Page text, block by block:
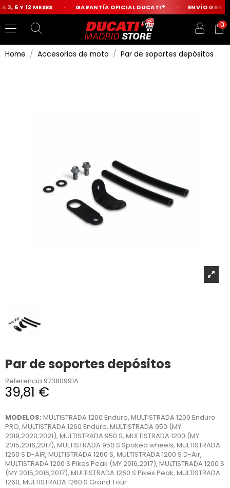
6 Y 12 MESES GARANTÍA OFICIAL DUCATI® ENVÍO
0
Home Accesorios de moto Par de soportes depósitos
Par de soportes depósitos
Referencia 97380991A
39,81 €
MODELOS: MULTISTRADA 1200 Enduro, MULTISTRADA 1200 Enduro
PRO, MULTISTRADA 1260 Enduro, MULTISTRADA 950 (MY
2019,2020,2021), MULTISTRADA 950 S, MULTISTRADA 1200 (MY
2015,2016,2017), MULTISTRADA 950 S Spoked wheels, MULTISTRADA
1260 S D-AIR, MULTISTRADA 1260 S, MULTISTRADA 1200 S D-Air,
MULTISTRADA 1200 S Pikes Peak (MY 2016,2017), MULTISTRADA 1200 S
(MY 2015,2016,2017), MULTISTRADA 1260 S Pikes Peak, MULTISTRADA
1260, MULTISTRADA 1260 S Grand Tour